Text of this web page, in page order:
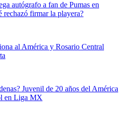
autógrafo a fan de Pumas en
rechazó firmar la playera?
al América y Rosario Central
Juvenil de 20 años del América
en Liga MX